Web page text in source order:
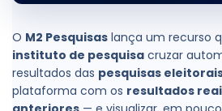
O M2 Pesquisas lança um recurso
instituto de pesquisa cruzar
resultados das pesquisas
plataforma com os resultados